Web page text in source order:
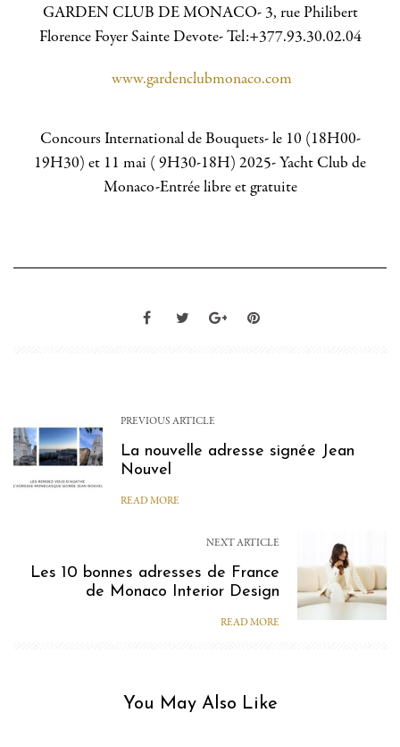
GARDEN CLUB DE MONACO- 3, rue Philibert
Florence Foyer Sainte Devote- Tel:+377.93.30.02.04
www.gardenclubmonaco.com
Concours International de Bouquets- le 10 (18H00-
19H30) et 11 mai ( 9H30-18H) 2025- Yacht Club de
Monaco-Entrée libre et gratuite
PREVIOUS ARTICLE
La nouvelle adresse signée Jean
Nouvel
READ MORE
NEXT ARTICLE
Les 10 bonnes adresses de France
de Monaco Interior Design
READ MORE
You May Also Like